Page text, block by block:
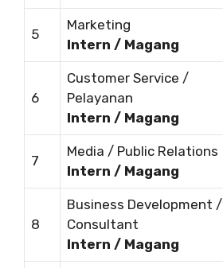
5
Marketing
Intern / Magang
6
Customer Service /
Pelayanan
Intern / Magang
7
Media / Public Relations
Intern / Magang
8
Business Development /
Consultant
Intern / Magang